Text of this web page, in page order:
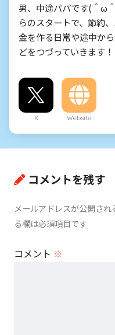
男、中途パパです(＾ω
らのスタートで、節約
金を作る日常や途中か
どをつづっていきます！
X Website
コメントを残す
メールアドレスが公開され
る欄は必須項目です
コメント ※